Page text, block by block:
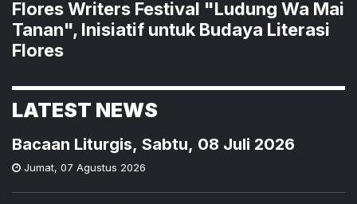
Flores Writers Festival "Ludung Wa Mai
Tanan", Inisiatif untuk Budaya Literasi
Flores
LATEST NEWS
Bacaan Liturgis, Sabtu, 08 Juli 2026
Jumat, 07 Agustus 2026